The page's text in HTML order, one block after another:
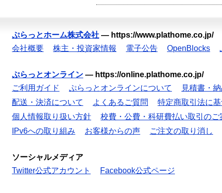
ぷらっとホーム株式会社 — https://www.plathome.co.jp/
会社概要
株主・投資家情報 電子公告 OpenBlocks
ぷらっとオンライン — https://online.plathome.co.jp/
ご利用ガイド
ぷらっとオンラインについて
見積書・
配送・決済について
よくあるご質問
特定商取引法に
個人情報取り扱い方針
校費・公費・科研費払い取引のご
IPv6への取り組み
お客様からの声 ご注文の取り消し
ソーシャルメディア
Twitter公式アカウント
Facebook公式ページ